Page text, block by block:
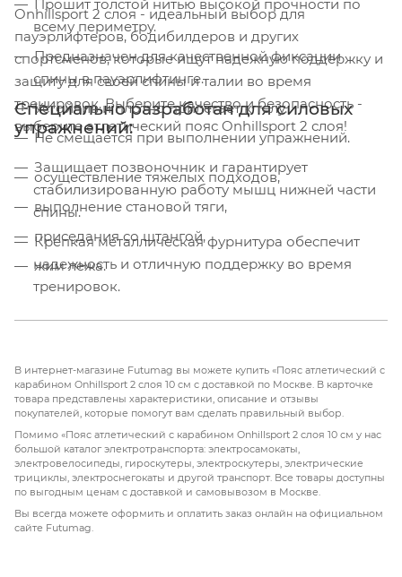
Onhillsport 2 слоя - идеальный выбор для
пауэрлифтеров, бодибилдеров и других
спортсменов, которые ищут надежную поддержку и
защиту для своей спины и талии во время
тренировок. Выберите качество и безопасность -
выберите атлетический пояс Onhillsport 2 слоя!
Прошит толстой нитью высокой прочности по
всему периметру.
Предназначен для качественной фиксации
спины в пауэрлифтинге.
Устойчив и плотно прилегает к телу.
Не смещается при выполнении упражнений.
Защищает позвоночник и гарантирует
стабилизированную работу мышц нижней части
спины.
Крепкая металлическая фурнитура обеспечит
надежность и отличную поддержку во время
тренировок.
Соответствует всем нормам безопасности.
соревнованиями, но и каждодневным
использованием.
Специально разработан для силовых
упражнений:
осуществление тяжелых подходов,
выполнение становой тяги,
приседания со штангой,
жим лежа.
В интернет-магазине Futumag вы можете купить «Пояс атлетический с
карабином Onhillsport 2 слоя 10 см с доставкой по Москве. В карточке
товара представлены характеристики, описание и отзывы
покупателей, которые помогут вам сделать правильный выбор.
Помимо «Пояс атлетический с карабином Onhillsport 2 слоя 10 см у нас
большой каталог электротранспорта: электросамокаты,
электровелосипеды, гироскутеры, электроскутеры, электрические
трициклы, электроснегокаты и другой транспорт. Все товары доступны
по выгодным ценам с доставкой и самовывозом в Москве.
Вы всегда можете оформить и оплатить заказ онлайн на официальном
сайте Futumag.